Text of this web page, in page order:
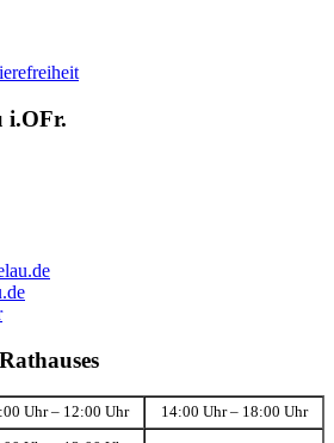
i.OFr.
Uhr – 12:00 Uhr 14:00 Uhr – 18:00 Uhr